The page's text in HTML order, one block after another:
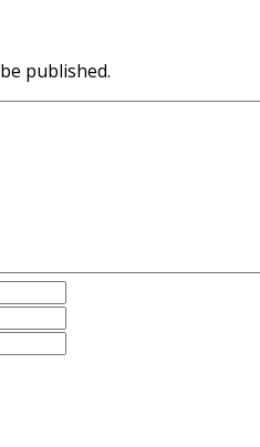
published.